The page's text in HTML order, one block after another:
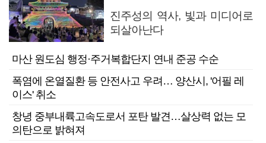
진주성의 역사, 빛과 미디어로
되살아난다
마산 원도심 행정·주거복합단지 연내 준공 수순
폭염에 온열질환 등 안전사고 우려… 양산시, '어필 레
이스' 취소
창녕 중부내륙고속도로서 포탄 발견…살상력 없는 모
의탄으로 밝혀져